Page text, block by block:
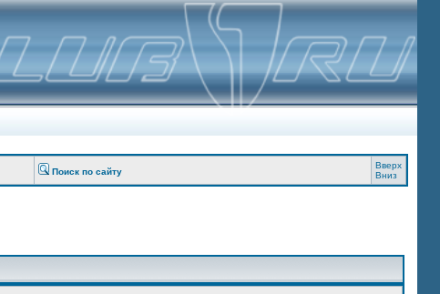
Поиск по сайту
Вверх
Вниз